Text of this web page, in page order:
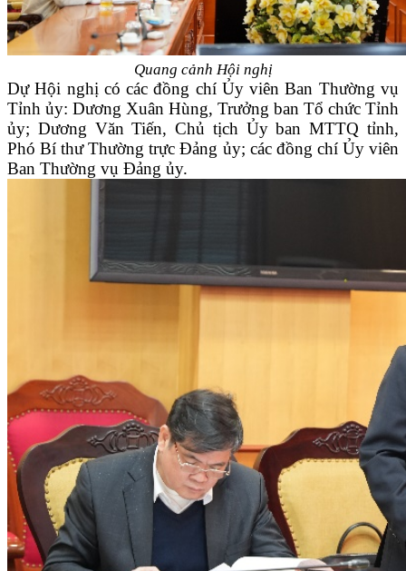
Quang cảnh Hội nghị
Dự Hội nghị có các đồng chí Ủy viên Ban Thường vụ
Tỉnh ủy: Dương Xuân Hùng, Trưởng ban Tổ chức Tỉnh
ủy; Dương Văn Tiến, Chủ tịch Ủy ban MTTQ tỉnh,
Phó Bí thư Thường trực Đảng ủy; các đồng chí Ủy viên
Ban Thường vụ Đảng ủy.